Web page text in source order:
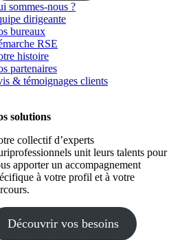
sommes-nous ?
dirigeante
bureaux
RSE
histoire
partenaires
& témoignages clients
solutions
collectif d’experts
unit leurs talents pour
apporter un accompagnement
à votre profil et à votre
Découvrir vos besoins